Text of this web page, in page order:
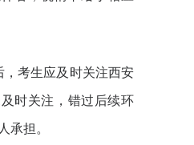
，考生应及时关注西安
时关注，错过后续环
承担。